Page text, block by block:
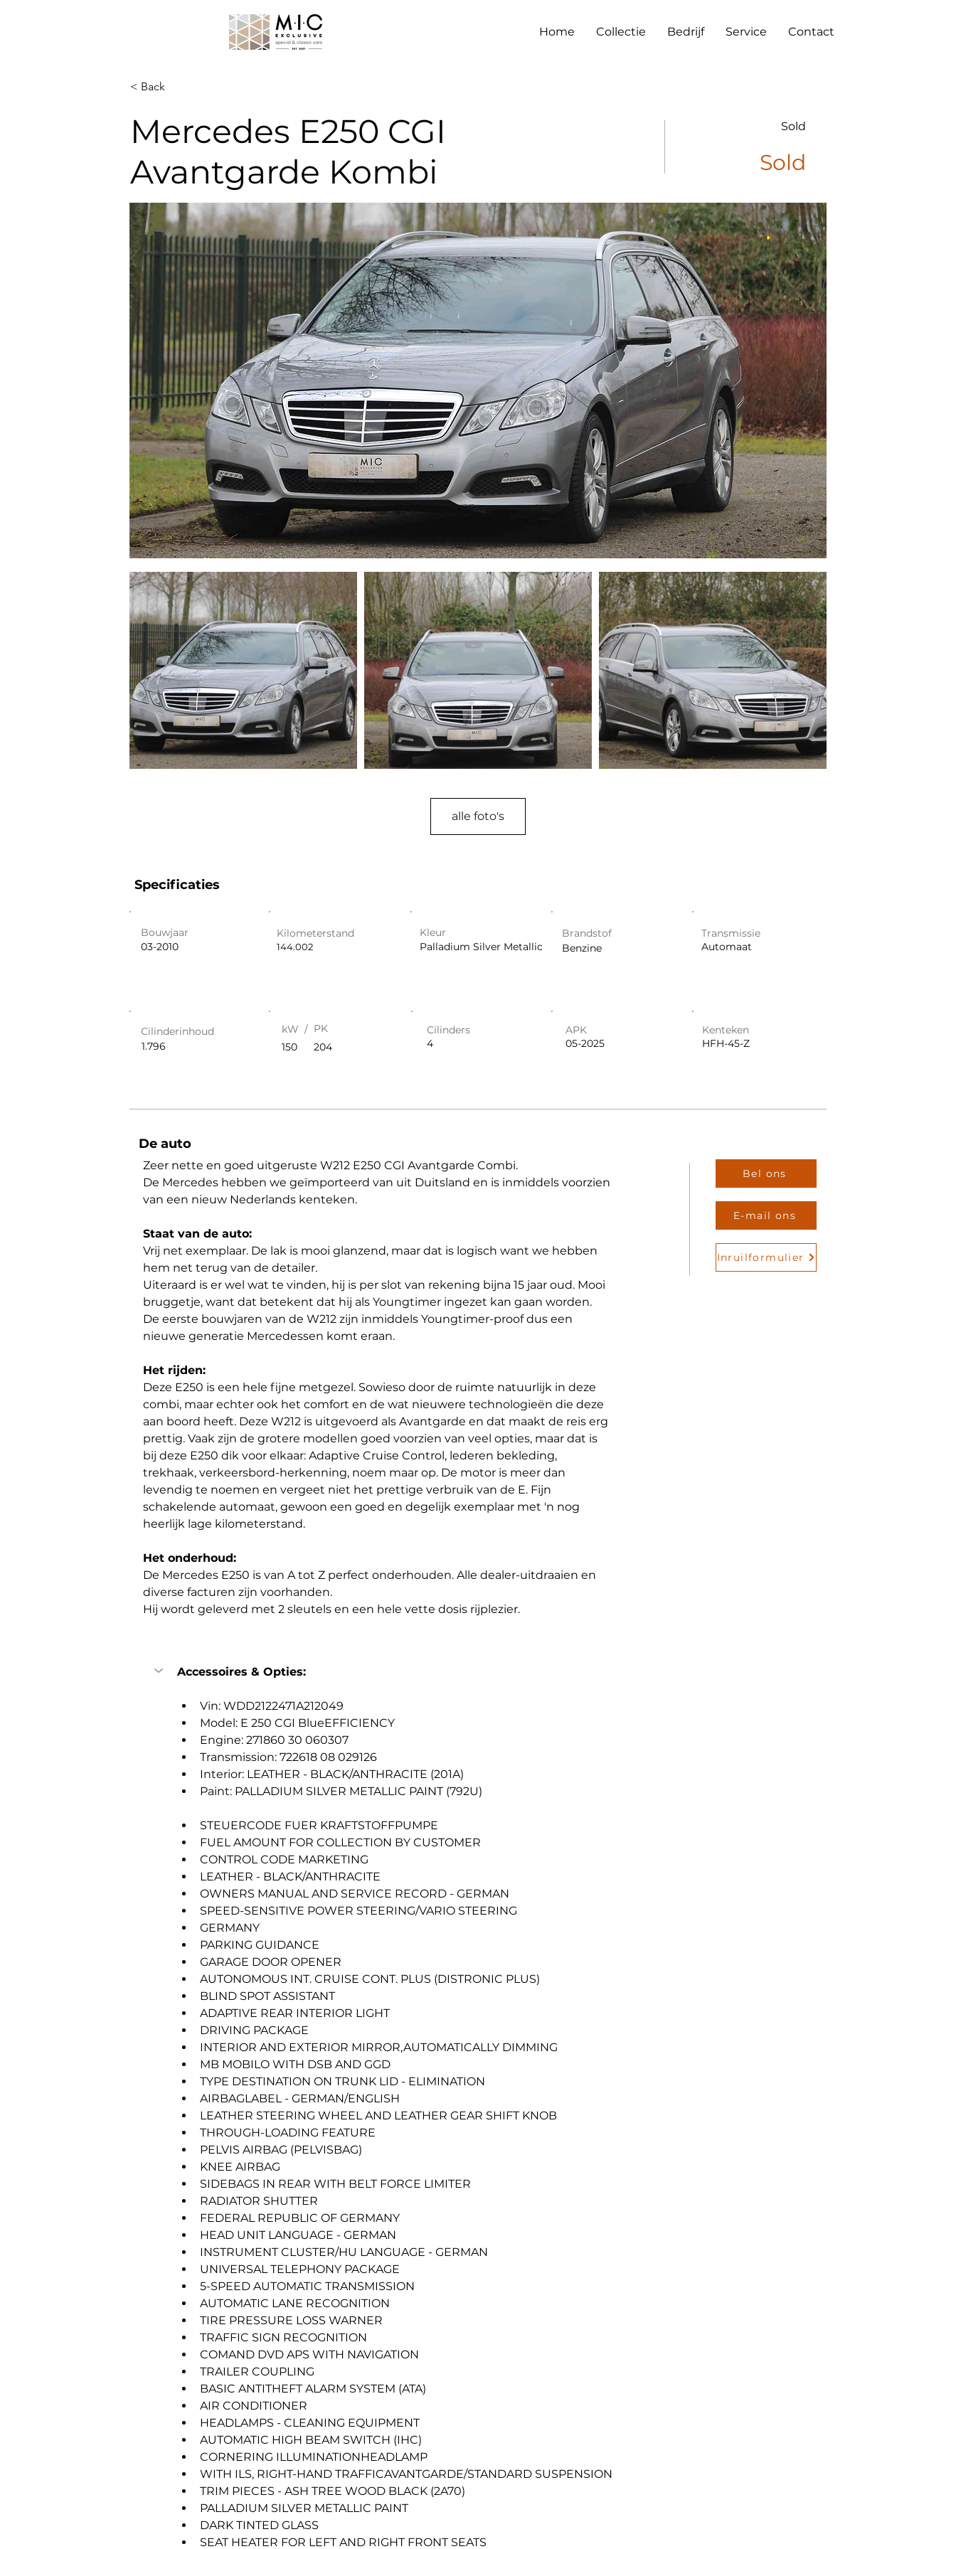
Home Collectie Bedrijf Service Contact
< Back
Mercedes E250 CGI
Avantgarde Kombi
Sold
Sold
alle foto's
De auto
Zeer nette en goed uitgeruste W212 E250 CGI Avantgarde Combi.
De Mercedes hebben we geïmporteerd van uit Duitsland en is inmiddels voorzien
van een nieuw Nederlands kenteken.
Staat van de auto:
Vrij net exemplaar. De lak is mooi glanzend, maar dat is logisch want we hebben
hem net terug van de detailer.
Uiteraard is er wel wat te vinden, hij is per slot van rekening bijna 15 jaar oud. Mooi
bruggetje, want dat betekent dat hij als Youngtimer ingezet kan gaan worden.
De eerste bouwjaren van de W212 zijn inmiddels Youngtimer-proof dus een
nieuwe generatie Mercedessen komt eraan.
Het rijden:
Deze E250 is een hele fijne metgezel. Sowieso door de ruimte natuurlijk in deze
combi, maar echter ook het comfort en de wat nieuwere technologieën die deze
aan boord heeft. Deze W212 is uitgevoerd als Avantgarde en dat maakt de reis erg
prettig. Vaak zijn de grotere modellen goed voorzien van veel opties, maar dat is
bij deze E250 dik voor elkaar: Adaptive Cruise Control, lederen bekleding,
trekhaak, verkeersbord-herkenning, noem maar op. De motor is meer dan
levendig te noemen en vergeet niet het prettige verbruik van de E. Fijn
schakelende automaat, gewoon een goed en degelijk exemplaar met 'n nog
heerlijk lage kilometerstand.
Het onderhoud:
De Mercedes E250 is van A tot Z perfect onderhouden. Alle dealer-uitdraaien en
diverse facturen zijn voorhanden.
Hij wordt geleverd met 2 sleutels en een hele vette dosis rijplezier.
Accessoires & Opties:
Vin: WDD2122471A212049
Model: E 250 CGI BlueEFFICIENCY
Engine: 271860 30 060307
Transmission: 722618 08 029126
Interior: LEATHER - BLACK/ANTHRACITE (201A)
Paint: PALLADIUM SILVER METALLIC PAINT (792U)
STEUERCODE FUER KRAFTSTOFFPUMPE
FUEL AMOUNT FOR COLLECTION BY CUSTOMER
CONTROL CODE MARKETING
LEATHER - BLACK/ANTHRACITE
OWNERS MANUAL AND SERVICE RECORD - GERMAN
SPEED-SENSITIVE POWER STEERING/VARIO STEERING
GERMANY
PARKING GUIDANCE
GARAGE DOOR OPENER
AUTONOMOUS INT. CRUISE CONT. PLUS (DISTRONIC PLUS)
BLIND SPOT ASSISTANT
ADAPTIVE REAR INTERIOR LIGHT
DRIVING PACKAGE
INTERIOR AND EXTERIOR MIRROR,AUTOMATICALLY DIMMING
MB MOBILO WITH DSB AND GGD
TYPE DESTINATION ON TRUNK LID - ELIMINATION
AIRBAGLABEL - GERMAN/ENGLISH
LEATHER STEERING WHEEL AND LEATHER GEAR SHIFT KNOB
THROUGH-LOADING FEATURE
PELVIS AIRBAG (PELVISBAG)
KNEE AIRBAG
SIDEBAGS IN REAR WITH BELT FORCE LIMITER
RADIATOR SHUTTER
FEDERAL REPUBLIC OF GERMANY
HEAD UNIT LANGUAGE - GERMAN
INSTRUMENT CLUSTER/HU LANGUAGE - GERMAN
UNIVERSAL TELEPHONY PACKAGE
5-SPEED AUTOMATIC TRANSMISSION
AUTOMATIC LANE RECOGNITION
TIRE PRESSURE LOSS WARNER
TRAFFIC SIGN RECOGNITION
COMAND DVD APS WITH NAVIGATION
TRAILER COUPLING
BASIC ANTITHEFT ALARM SYSTEM (ATA)
AIR CONDITIONER
HEADLAMPS - CLEANING EQUIPMENT
AUTOMATIC HIGH BEAM SWITCH (IHC)
CORNERING ILLUMINATIONHEADLAMP
WITH ILS, RIGHT-HAND TRAFFICAVANTGARDE/STANDARD SUSPENSION
TRIM PIECES - ASH TREE WOOD BLACK (2A70)
PALLADIUM SILVER METALLIC PAINT
DARK TINTED GLASS
SEAT HEATER FOR LEFT AND RIGHT FRONT SEATS
Bel ons
E-mail ons
Inruilformulier
Specificaties
Bouwjaar
03-2010
Kilometerstand
144.002
Kleur
Palladium Silver Metallic
Brandstof
Benzine
Transmissie
Automaat
Cilinderinhoud
1.796
kW /
150
PK
204
Cilinders
4
APK
05-2025
Kenteken
HFH-45-Z